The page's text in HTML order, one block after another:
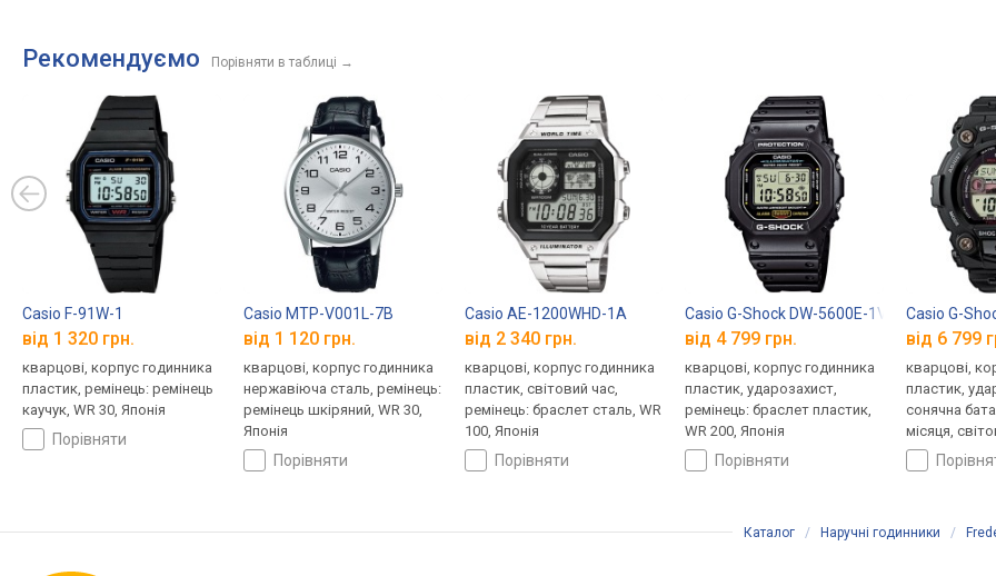
Рекомендуємо Порівняти в таблиці →
Casio F-91W-1
від 1 320 грн.
кварцові, корпус годинника
пластик, ремінець: ремінець
каучук, WR 30, Японія
порівняти
Casio MTP-V001L-7B
від 1 120 грн.
кварцові, корпус годинника
нержавіюча сталь, ремінець:
ремінець шкіряний, WR 30,
Японія
порівняти
Casio AE-1200WHD-1A
від 2 340 грн.
кварцові, корпус годинника
пластик, світовий час,
ремінець: браслет сталь, WR
100, Японія
порівняти
Casio G-Shock DW-5600E-1V
від 4 799 грн.
кварцові, корпус годинника
пластик, ударозахист,
ремінець: браслет пластик,
WR 200, Японія
порівняти
Casio G-
від 6 799
кварцові,
пластик,
сонячна
місяця,
ремінець:
WR 200,
Каталог / Наручні годинники /